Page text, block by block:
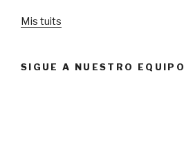
Mis tuits
SIGUE A NUESTRO EQUIPO